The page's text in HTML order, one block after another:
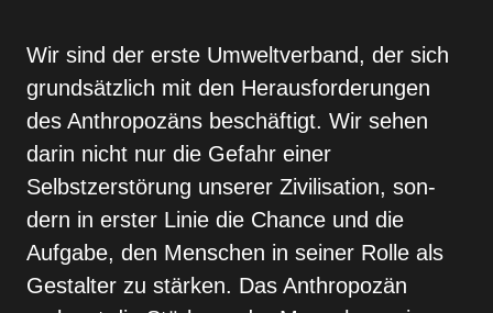
Wir sind der erste Umweltverband, der sich
grund­sätzlich mit den Herausforderungen
des Anthropo­zäns beschäftigt. Wir sehen
darin nicht nur die Ge­fahr einer
Selbstzerstörung unserer Zivilisation, son­
dern in erster Linie die Chance und die
Aufgabe, den Menschen in seiner Rolle als
Gestalter zu stärken. Das Anthropozän